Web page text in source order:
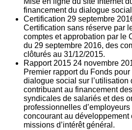
financement du dialogue social
Certification 29 septembre
Certification sans réserve par
comptes et approbation par le
du 29 septembre 2016, des
clôturés au 31/12/2015.
Rapport 2015 24 novembre
Premier rapport du Fonds
dialogue social sur l’utilisation
contribuant au financement
syndicales de salariés et des
professionnelles
concourant au développement
missions d’intérêt général.